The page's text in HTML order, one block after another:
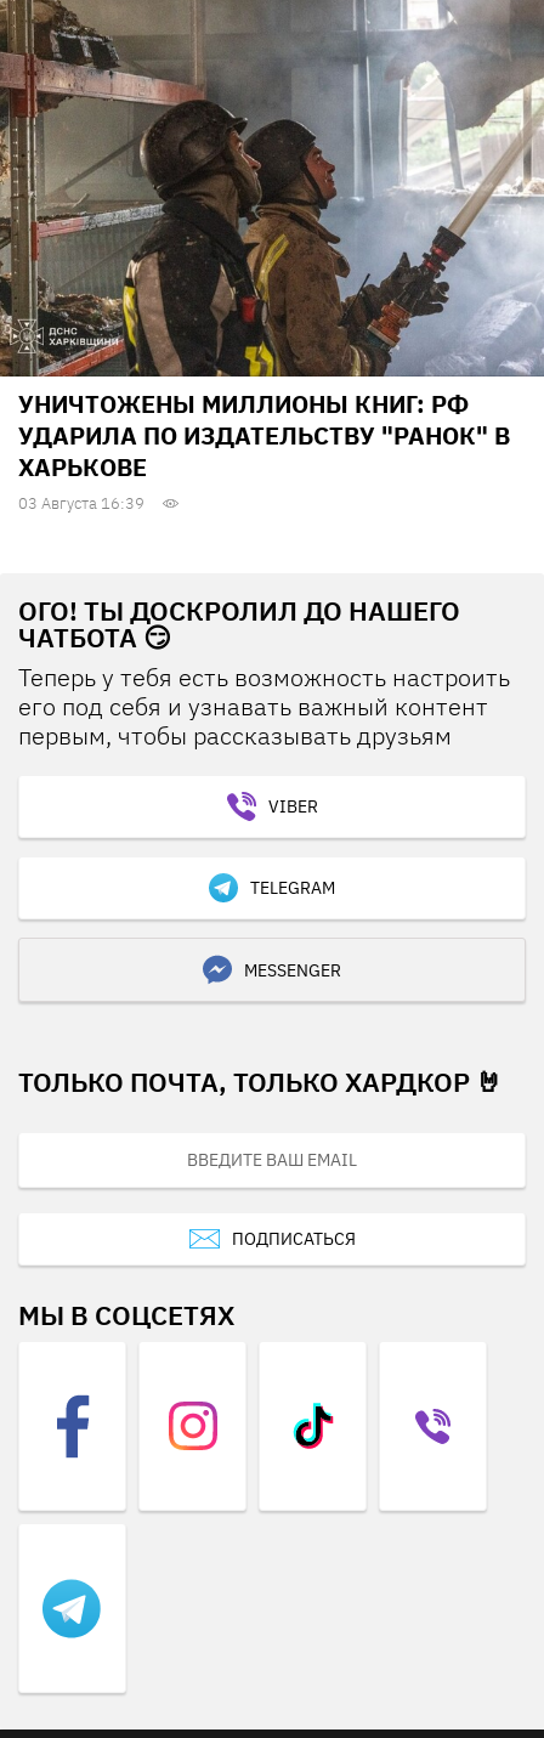
УНИЧТОЖЕНЫ МИЛЛИОНЫ КНИГ: РФ
УДАРИЛА ПО ИЗДАТЕЛЬСТВУ "РАНОК" В
ХАРЬКОВЕ
03 Августа 16:39
ОГО! ТЫ ДОСКРОЛИЛ ДО НАШЕГО
ЧАТБОТА 😏
Теперь у тебя есть возможность настроить
его под себя и узнавать важный контент
первым, чтобы рассказывать друзьям
VIBER
TELEGRAM
MESSENGER
ТОЛЬКО ПОЧТА, ТОЛЬКО ХАРДКОР 🤘
ПОДПИСАТЬСЯ
МЫ В СОЦСЕТЯХ